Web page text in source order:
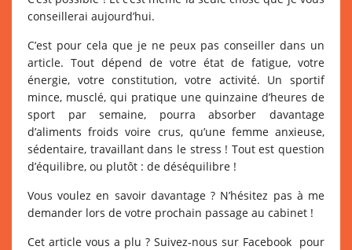
conseillerai aujourd’hui.
C’est pour cela que je ne peux pas conseiller dans un
article. Tout dépend de votre état de fatigue, votre
énergie, votre constitution, votre activité. Un sportif
mince, musclé, qui pratique une quinzaine d’heures de
sport par semaine, pourra absorber davantage
d’aliments froids voire crus, qu’une femme anxieuse,
sédentaire, travaillant dans le stress ! Tout est question
d’équilibre, ou plutôt : de déséquilibre !
Vous voulez en savoir davantage ? N’hésitez pas à me
demander lors de votre prochain passage au cabinet !
Cet article vous a plu ? Suivez-nous sur Facebook pour